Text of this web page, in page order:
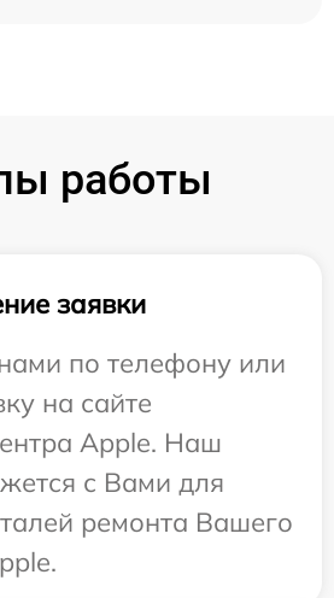
работы
заявки
по телефону или
на сайте
Apple. Наш
с Вами для
ремонта Вашего